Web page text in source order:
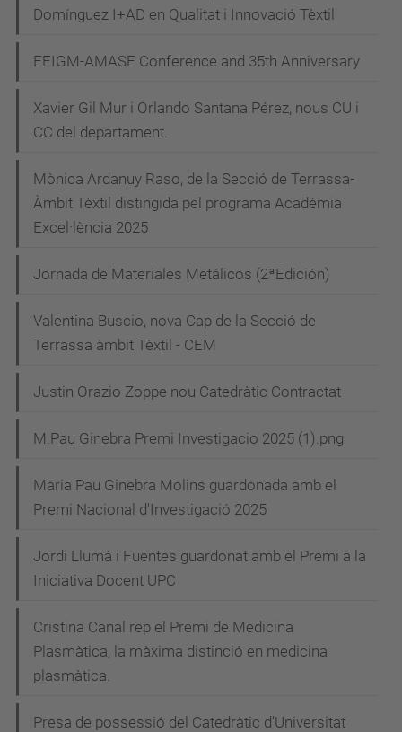
Domínguez I+AD en Qualitat i Innovació Tèxtil
EEIGM-AMASE Conference and 35th Anniversary
Xavier Gil Mur i Orlando Santana Pérez, nous CU i
CC del departament.
Mònica Ardanuy Raso, de la Secció de Terrassa-
Àmbit Tèxtil distingida pel programa Acadèmia
Excel·lència 2025
Jornada de Materiales Metálicos (2ªEdición)
Valentina Buscio, nova Cap de la Secció de
Terrassa àmbit Tèxtil - CEM
Justin Orazio Zoppe nou Catedràtic Contractat
M.Pau Ginebra Premi Investigacio 2025 (1).png
Maria Pau Ginebra Molins guardonada amb el
Premi Nacional d'Investigació 2025
Jordi Llumà i Fuentes guardonat amb el Premi a la
Iniciativa Docent UPC
Cristina Canal rep el Premi de Medicina
Plasmàtica, la màxima distinció en medicina
plasmàtica.
Presa de possessió del Catedràtic d'Universitat